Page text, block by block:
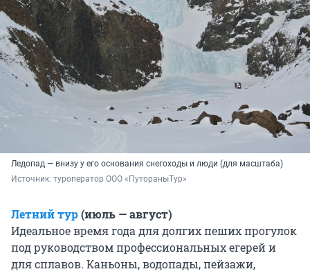
Ледопад — внизу у его основания снегоходы и люди (для масштаба)
Источник: туроператор ООО «ПутораныТур»
Летний тур(июль — август)
Идеальное время года для долгих пеших прогулок
под руководством профессиональных егерей и
для сплавов. Каньоны, водопады, пейзажи,